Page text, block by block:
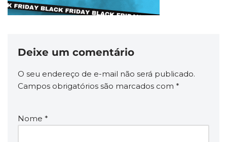
Deixe um comentário
O seu endereço de e-mail não será publicado.
Campos obrigatórios são marcados com *
Nome *